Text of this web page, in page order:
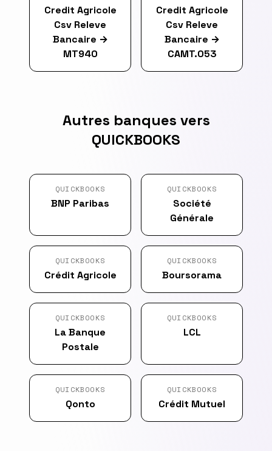
Credit Agricole
Csv Releve
Bancaire →
MT940
Credit Agricole
Csv Releve
Bancaire →
CAMT.053
Autres banques vers
QUICKBOOKS
QUICKBOOKS
BNP Paribas
QUICKBOOKS
Société
Générale
QUICKBOOKS
Crédit Agricole
QUICKBOOKS
Boursorama
QUICKBOOKS
La Banque
Postale
QUICKBOOKS
LCL
QUICKBOOKS
Qonto
QUICKBOOKS
Crédit Mutuel